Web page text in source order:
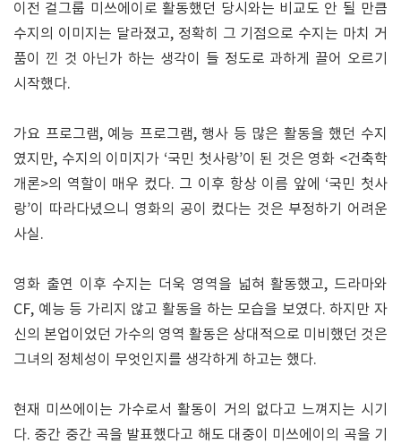
이전 걸그룹 미쓰에이로 활동했던 당시와는 비교도 안 될 만큼
수지의 이미지는 달라졌고, 정확히 그 기점으로 수지는 마치 거
품이 낀 것 아닌가 하는 생각이 들 정도로 과하게 끌어 오르기
시작했다.
가요 프로그램, 예능 프로그램, 행사 등 많은 활동을 했던 수지
였지만, 수지의 이미지가 ‘국민 첫사랑’이 된 것은 영화 <건축학
개론>의 역할이 매우 컸다. 그 이후 항상 이름 앞에 ‘국민 첫사
랑’이 따라다녔으니 영화의 공이 컸다는 것은 부정하기 어려운
사실.
영화 출연 이후 수지는 더욱 영역을 넓혀 활동했고, 드라마와
CF, 예능 등 가리지 않고 활동을 하는 모습을 보였다. 하지만 자
신의 본업이었던 가수의 영역 활동은 상대적으로 미비했던 것은
그녀의 정체성이 무엇인지를 생각하게 하고는 했다.
현재 미쓰에이는 가수로서 활동이 거의 없다고 느껴지는 시기
다. 중간 중간 곡을 발표했다고 해도 대중이 미쓰에이의 곡을 기